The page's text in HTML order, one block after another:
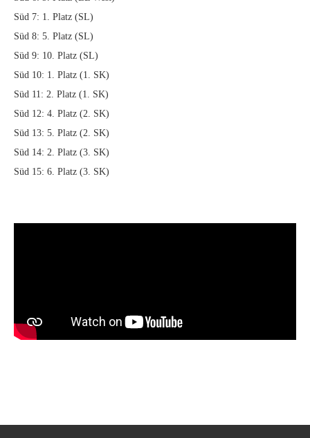
Süd 7: 1. Platz (SL)
Süd 8: 5. Platz (SL)
Süd 9: 10. Platz (SL)
Süd 10: 1. Platz (1. SK)
Süd 11: 2. Platz (1. SK)
Süd 12: 4. Platz (2. SK)
Süd 13: 5. Platz (2. SK)
Süd 14: 2. Platz (3. SK)
Süd 15: 6. Platz (3. SK)